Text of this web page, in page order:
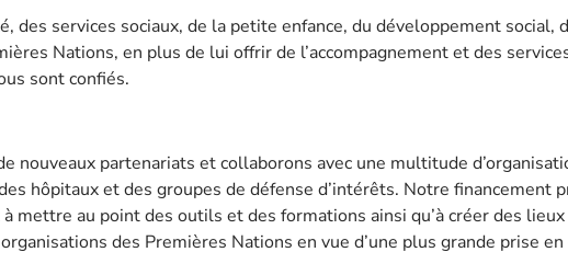
des services sociaux, de la petite enfance, du développement
Nations, en plus de lui offrir de l’accompagnement et des
sont confiés.
nouveaux partenariats et collaborons avec une multitude
hôpitaux et des groupes de défense d’intérêts. Notre
mettre au point des outils et des formations ainsi qu’à créer des
des Premières Nations en vue d’une plus grande prise